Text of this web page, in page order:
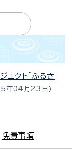
クト「ふるさ
年04月23日
免責事項